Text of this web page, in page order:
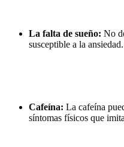
La falta de sueño: No
susceptible a la ansiedad.
Cafeína: La cafeína
síntomas físicos que